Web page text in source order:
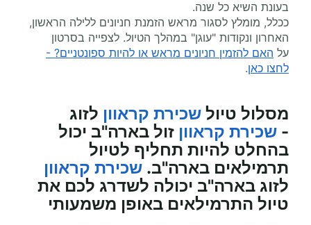
בעונת השיא כל שנה.
ככלל, מומלץ לסגור מראש הזמנת חניונים ללילה הראשון,
האחרון ונקודות "עוגן" במהלך הטיול. לצפייה בסרטון
על האם להזמין חניונים מראש או להיות ספונטניים? -
לחצו כאן.
מסלול טיול שכירת קראוון לזוג
- שכירת קראוון זול בארה"ב יכול
בהחלט להיות תחליף לטיול
תרמילאים בארה"ב. שכירת קראוון
לזוג בארה"ב יכולה לשדרג לכם את
טיול התרמילאים באופן משמעותי